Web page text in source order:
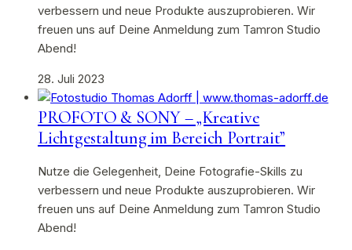
verbessern und neue Produkte auszuprobieren. Wir
freuen uns auf Deine Anmeldung zum Tamron Studio
Abend!
28. Juli 2023
PROFOTO & SONY – „Kreative
Lichtgestaltung im Bereich Portrait”
Nutze die Gelegenheit, Deine Fotografie-Skills zu
verbessern und neue Produkte auszuprobieren. Wir
freuen uns auf Deine Anmeldung zum Tamron Studio
Abend!